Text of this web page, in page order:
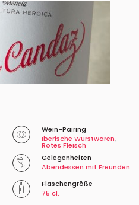
Wein-Pairing
Iberische Wurstwaren,
Rotes Fleisch
Gelegenheiten
Abendessen mit Freunden
Flaschengröße
75 cl.